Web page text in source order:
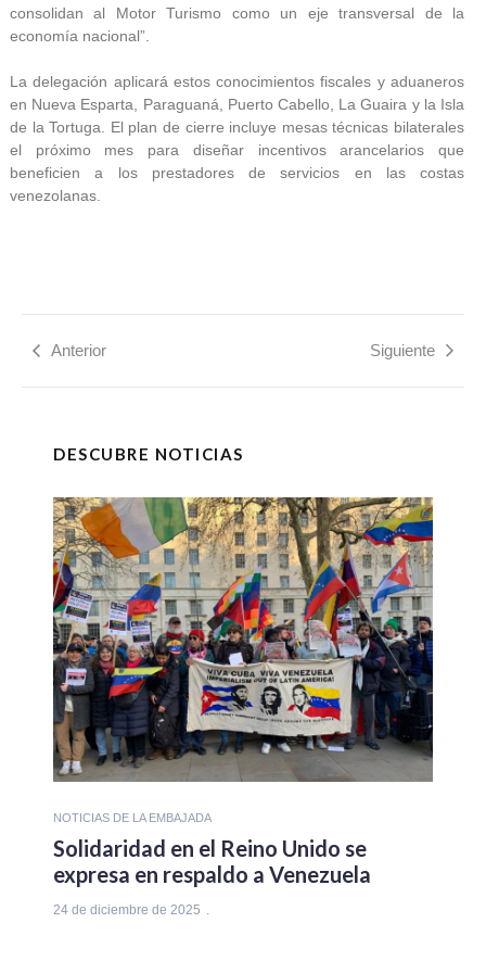
consolidan al Motor Turismo como un eje transversal de la
economía nacional”.
La delegación aplicará estos conocimientos fiscales y aduaneros
en Nueva Esparta, Paraguaná, Puerto Cabello, La Guaira y la Isla
de la Tortuga. El plan de cierre incluye mesas técnicas bilaterales
el próximo mes para diseñar incentivos arancelarios que
beneficien a los prestadores de servicios en las costas
venezolanas.
Anterior Siguiente
DESCUBRE NOTICIAS
NOTICIAS DE LA EMBAJADA
Solidaridad en el Reino Unido se
expresa en respaldo a Venezuela
24 de diciembre de 2025